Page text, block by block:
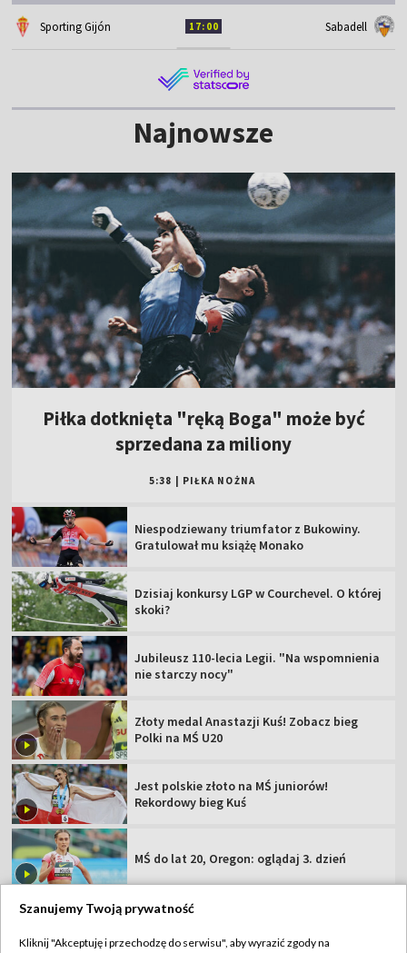
Sporting Gijón 17:00 Sabadell
Najnowsze
Piłka dotknięta "ręką Boga" może być
sprzedana za miliony
5:38 PIŁKA NOŻNA
Niespodziewany triumfator z Bukowiny.
Gratulował mu książę Monako
Dzisiaj konkursy LGP w Courchevel. O której
skoki?
Jubileusz 110-lecia Legii. "Na wspomnienia
nie starczy nocy"
Złoty medal Anastazji Kuś! Zobacz bieg
Polki na MŚ U20
Jest polskie złoto na MŚ juniorów!
Rekordowy bieg Kuś
MŚ do lat 20, Oregon: oglądaj 3. dzień
Szanujemy Twoją prywatność
Kliknij "Akceptuję i przechodzę do serwisu", aby wyrazić zgody na